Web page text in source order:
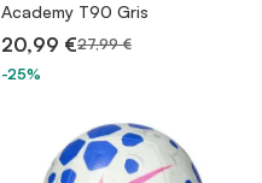
Academy T90 Gris
20,99 €27,99 €
-25%